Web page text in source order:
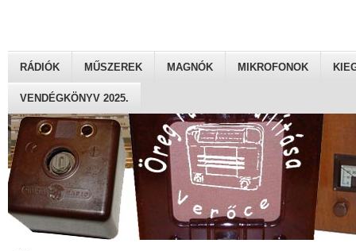
RÁDIÓK MŰSZEREK MAGNÓK MIKROFONOK
VENDÉGKÖNYV 2025.